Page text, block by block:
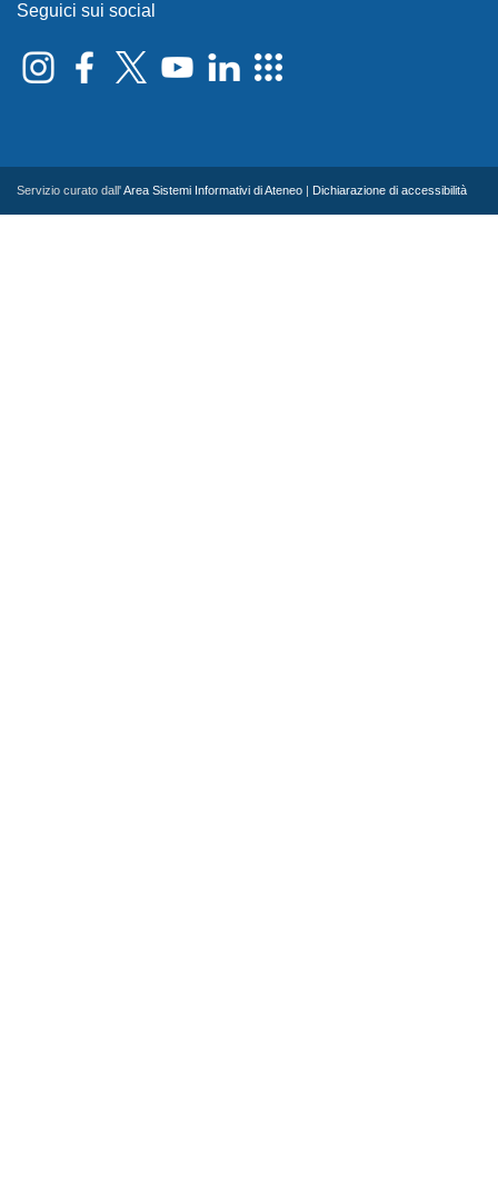
Seguici sui social
Servizio curato dall'Area Sistemi Informativi di Ateneo Dichiarazione di accessibilità